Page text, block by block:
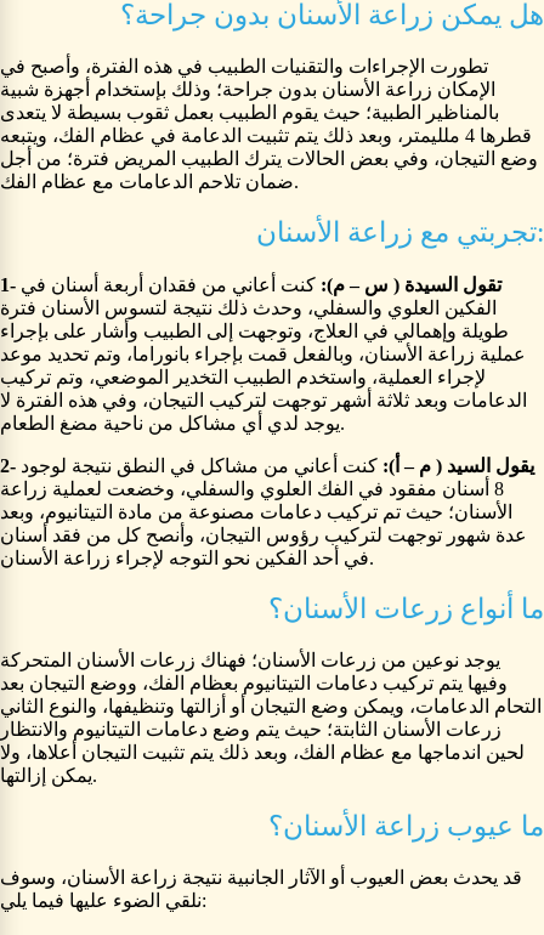
هل يمكن زراعة الأسنان بدون جراحة؟
تطورت الإجراءات والتقنيات الطبيب في هذه الفترة، وأصبح في
الإمكان زراعة الأسنان بدون جراحة؛ وذلك بإستخدام أجهزة شبية
بالمناظير الطبية؛ حيث يقوم الطبيب بعمل ثقوب بسيطة لا يتعدى
قطرها 4 ملليمتر، وبعد ذلك يتم تثبيت الدعامة في عظام الفك، ويتبعه
وضع التيجان، وفي بعض الحالات يترك الطبيب المريض فترة؛ من أجل
ضمان تلاحم الدعامات مع عظام الفك.
تجربتي مع زراعة الأسنان:
1- تقول السيدة ( س – م): كنت أعاني من فقدان أربعة أسنان في
الفكين العلوي والسفلي، وحدث ذلك نتيجة لتسوس الأسنان فترة
طويلة وإهمالي في العلاج، وتوجهت إلى الطبيب وأشار على بإجراء
عملية زراعة الأسنان، وبالفعل قمت بإجراء بانوراما، وتم تحديد موعد
لإجراء العملية، واستخدم الطبيب التخدير الموضعي، وتم تركيب
الدعامات وبعد ثلاثة أشهر توجهت لتركيب التيجان، وفي هذه الفترة لا
يوجد لدي أي مشاكل من ناحية مضغ الطعام.
2- يقول السيد ( م – أ): كنت أعاني من مشاكل في النطق نتيجة لوجود
8 أسنان مفقود في الفك العلوي والسفلي، وخضعت لعملية زراعة
الأسنان؛ حيث تم تركيب دعامات مصنوعة من مادة التيتانيوم، وبعد
عدة شهور توجهت لتركيب رؤوس التيجان، وأنصح كل من فقد أسنان
في أحد الفكين نحو التوجه لإجراء زراعة الأسنان.
ما أنواع زرعات الأسنان؟
يوجد نوعين من زرعات الأسنان؛ فهناك زرعات الأسنان المتحركة
وفيها يتم تركيب دعامات التيتانيوم بعظام الفك، ووضع التيجان بعد
التحام الدعامات، ويمكن وضع التيجان أو أزالتها وتنظيفها، والنوع الثاني
زرعات الأسنان الثابتة؛ حيث يتم وضع دعامات التيتانيوم والانتظار
لحين اندماجها مع عظام الفك، وبعد ذلك يتم تثبيت التيجان أعلاها، ولا
يمكن إزالتها.
ما عيوب زراعة الأسنان؟
قد يحدث بعض العيوب أو الآثار الجانبية نتيجة زراعة الأسنان، وسوف
نلقي الضوء عليها فيما يلي: